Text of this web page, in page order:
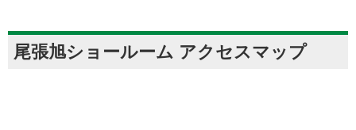
尾張旭ショールーム アクセスマップ